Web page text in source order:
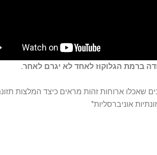
ברמת הגלוקוז לאחד לא יגרם לאחר.
שאכלו ארוחות זהות מראים כיצד המלצות
אוניברסליות"